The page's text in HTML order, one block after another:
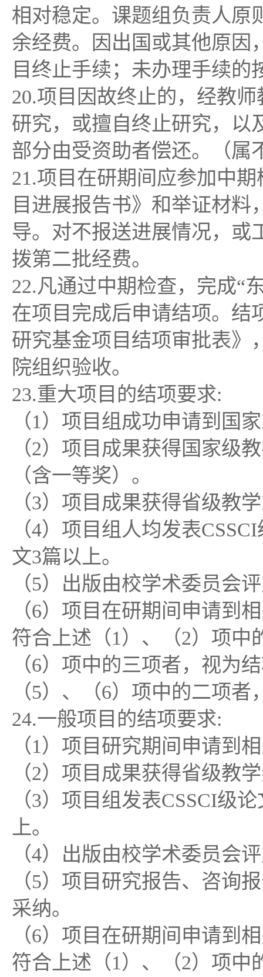
相对稳定。课题组负责人原
余经费。因出国或其他原因
目终止手续；未办理手续的
20.项目因故终止的，经教
研究，或擅自终止研究，以
部分由受资助者偿还。（属
21.项目在研期间应参加中
目进展报告书》和举证材
导。对不报送进展情况，或
拨第二批经费。
22.凡通过中期检查，完成“
在项目完成后申请结项。结
研究基金项目结项审批表》
院组织验收。
23.重大项目的结项要求:
（1）项目组成功申请到国
（2）项目成果获得国家级
（含一等奖）。
（3）项目成果获得省级教
（4）项目组人均发表
文3篇以上。
（5）出版由校学术委员会
（6）项目在研期间申请到
符合上述（1）、（2）项中
（6）项中的三项者，视为
（5）、（6）项中的二项
24.一般项目的结项要求:
（1）项目研究期间申请到
（2）项目成果获得省级教
（3）项目组发表CSSCI级
上。
（4）出版由校学术委员会
（5）项目研究报告、咨询
采纳。
（6）项目在研期间申请到
符合上述（1）、（2）项中